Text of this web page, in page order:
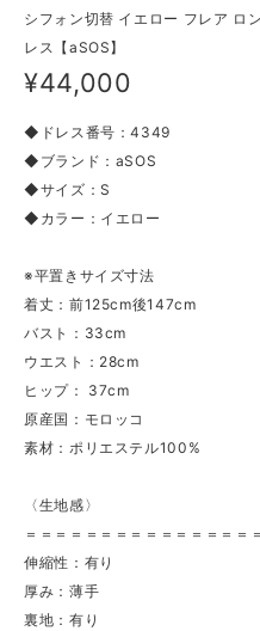
シフォン切替 イエロー フレア ロ
レス【aSOS】
¥44,000
◆ドレス番号：4349
◆ブランド：aSOS
◆サイズ：S
◆カラー：イエロー
※平置きサイズ寸法
着丈：前125cm後147cm
バスト：33cm
ウエスト：28cm
ヒップ： 37cm
原産国：モロッコ
素材：ポリエステル100%
〈生地感〉
＝＝＝＝＝＝＝＝＝＝＝＝＝＝＝＝
伸縮性：有り
厚み：薄手
裏地：有り